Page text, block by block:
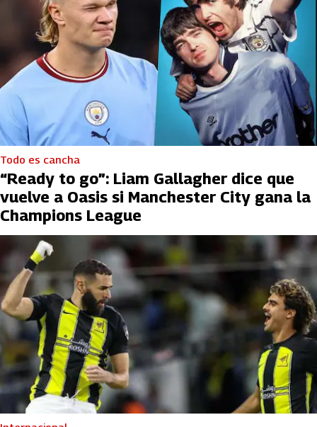
Todo es cancha
“Ready to go”: Liam Gallagher dice que
vuelve a Oasis si Manchester City gana la
Champions League